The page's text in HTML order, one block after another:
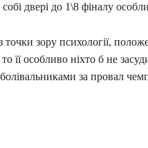
двері до 1\8 фіналу
зору психології,
її особливо ніхто б не
за провал